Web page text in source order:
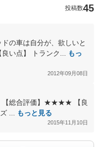
投稿数45
の車は自分が、欲しいと
い点】 トランク...
もっ
2012年09月08日
【総合評価】★★★★ 【良
...
もっと見る
2015年11月10日